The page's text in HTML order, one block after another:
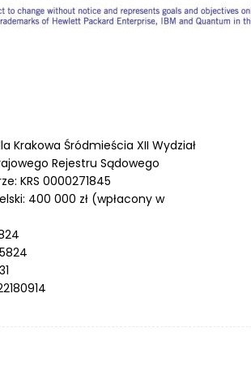
Krakowa Śródmieścia XII Wydział
Rejestru Sądowego
KRS 0000271845
400 000 zł (wpłacony w